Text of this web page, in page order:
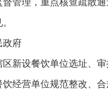
管理，重点核查疏散
政府
新设餐饮单位选址、
经营单位规范整改、